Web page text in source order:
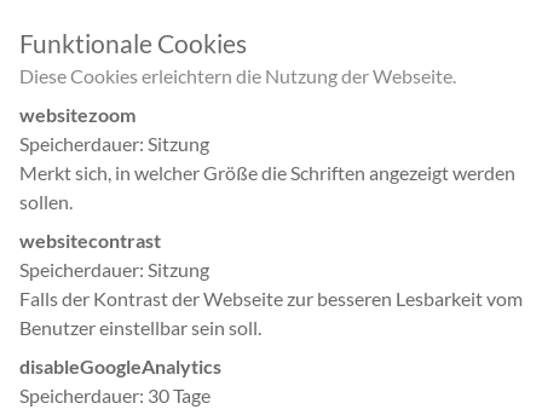
Funktionale Cookies
Diese Cookies erleichtern die Nutzung der Webseite.
websitezoom
Speicherdauer Sitzung
Merkt sich, in welcher Größe die Schriften angezeigt werden
sollen.
websitecontrast
Speicherdauer Sitzung
Falls der Kontrast der Webseite zur besseren Lesbarkeit vom
Benutzer einstellbar sein soll.
disableGoogleAnalytics
Speicherdauer 30 Tage